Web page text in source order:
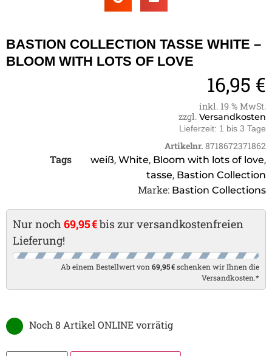
BASTION COLLECTION TASSE WHITE –
BLOOM WITH LOTS OF LOVE
16,95 €
inkl. 19 % MwSt.
zzgl. Versandkosten
Lieferzeit: 1 bis 3 Tage
Artikelnr. 8718672371862
Tags weiß, White, Bloom with lots of love,
tasse, Bastion Collection
Marke: Bastion Collections
Nur noch 69,95 €bis zur versandkostenfreien
Lieferung!
Ab einem Bestellwert von 69,95 €schenken wir Ihnen die
Versandkosten.*
Noch 8 Artikel ONLINE vorrätig